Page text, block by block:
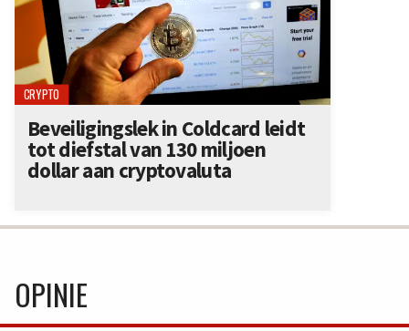
CRYPTO
Beveiligingslek in Coldcard leidt
tot diefstal van 130 miljoen
dollar aan cryptovaluta
OPINIE